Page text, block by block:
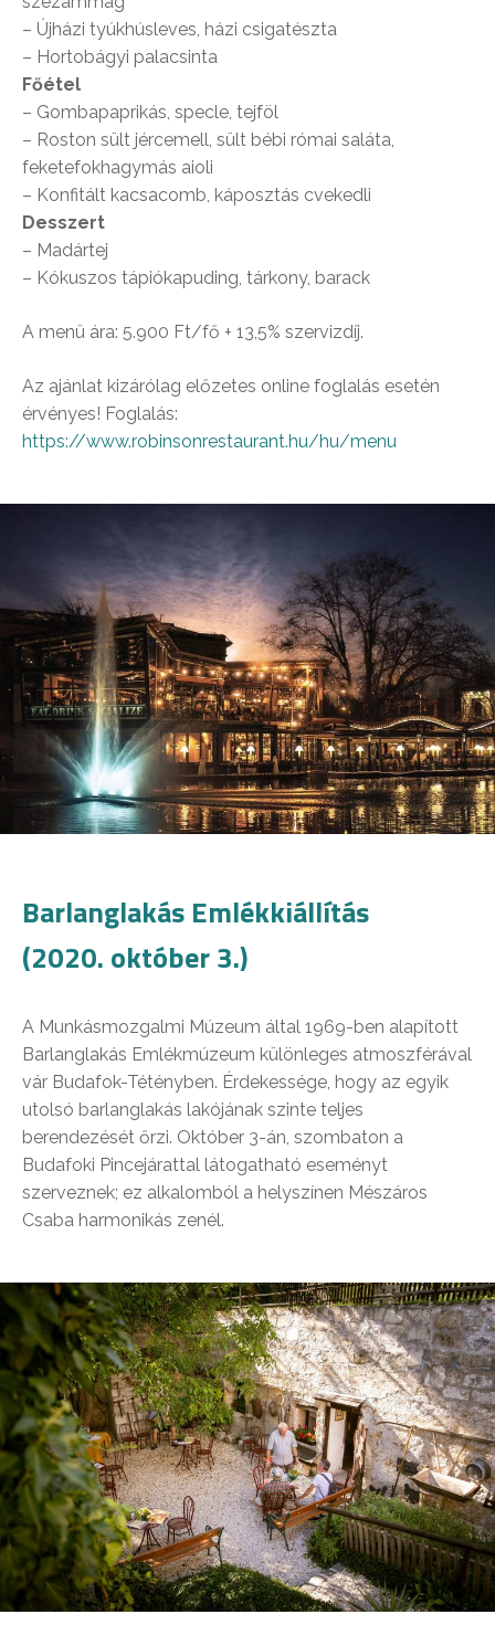
– Újházi tyúkhúsleves, házi csigatészta
– Hortobágyi palacsinta
Főétel
– Gombapaprikás, specle, tejföl
– Roston sült jércemell, sült bébi római saláta,
feketefokhagymás aioli
– Konfitált kacsacomb, káposztás cvekedli
Desszert
– Madártej
– Kókuszos tápiókapuding, tárkony, barack
A menü ára: 5.900 Ft/fő + 13,5% szervizdíj.
Az ajánlat kizárólag előzetes online foglalás esetén
érvényes! Foglalás:
https://www.robinsonrestaurant.hu/hu/menu
Barlanglakás Emlékkiállítás
(2020. október 3.)
A Munkásmozgalmi Múzeum által 1969-ben alapított
Barlanglakás Emlékmúzeum különleges atmoszférával
vár Budafok-Tétényben. Érdekessége, hogy az egyik
utolsó barlanglakás lakójának szinte teljes
berendezését őrzi. Október 3-án, szombaton a
Budafoki Pincejárattal látogatható eseményt
szerveznek; ez alkalomból a helyszínen Mészáros
Csaba harmonikás zenél.